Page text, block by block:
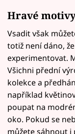
Hravé
Vsadit však
totiž není dáno,
experimentovat.
Všichni přední
kolekce a
například
poupat na
oko. Pokud se
můžete sáhnout i